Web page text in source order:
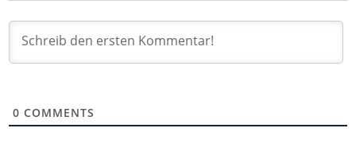
0 COMMENTS